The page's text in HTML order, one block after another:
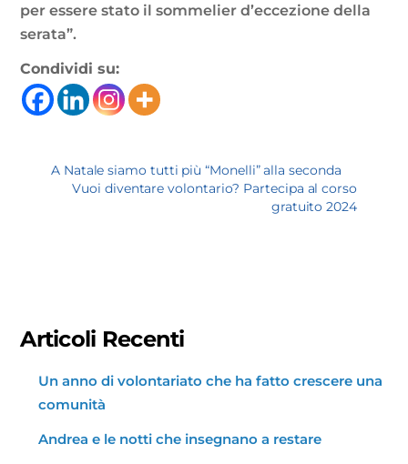
per essere stato il sommelier d’eccezione della
serata”.
Condividi su:
A Natale siamo tutti più “Monelli” alla seconda
Vuoi diventare volontario? Partecipa al corso
gratuito 2024
Articoli Recenti
Un anno di volontariato che ha fatto crescere una
comunità
Andrea e le notti che insegnano a restare